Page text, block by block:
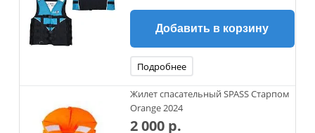
Добавить в корзину
Подробнее
Жилет спасательный SPASS Старпом
Orange 2024
2 000 р.